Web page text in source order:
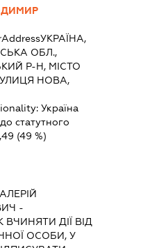
УКРАЇНА,
ОБЛ.,
Р-Н, МІСТО
НОВА,
Україна
статутного
(49 %)
-
ВЧИНЯТИ ДІЇ ВІД
ОСОБИ, У